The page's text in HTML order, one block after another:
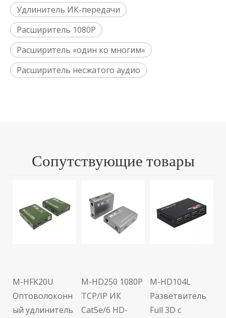
Удлинитель ИК-передачи
Расширитель 1080P
Расширитель «один ко многим»
Расширитель несжатого аудио
Сопутствующие товары
M-HFK20U
Оптоволоконн
ый удлинитель
M-HD250 1080P
TCP/IP ИК
Cat5e/6 HD-
M-HD104L
Разветвитель
Full 3D с